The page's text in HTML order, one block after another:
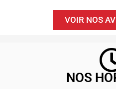
VOIR NOS
NOS